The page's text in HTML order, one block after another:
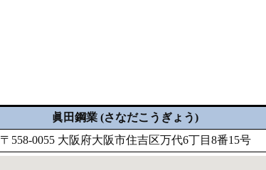
眞田鋼業 (さなだこうぎょう)
〒558-0055 大阪府大阪市住吉区万代6丁目8番15号